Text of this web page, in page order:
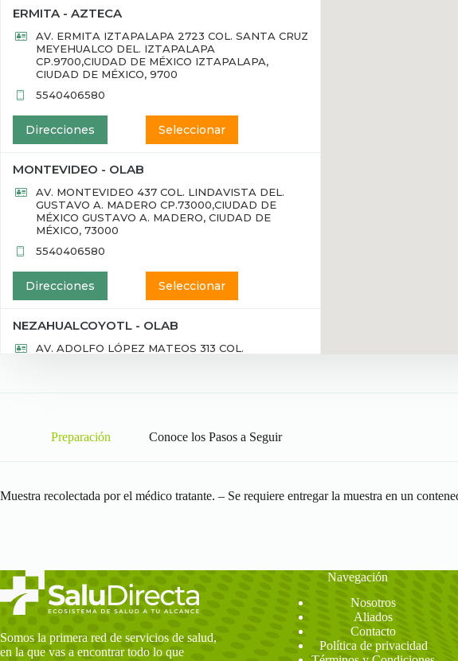
ERMITA - AZTECA
AV. ERMITA IZTAPALAPA 2723 COL. SANTA CRUZ
MEYEHUALCO DEL. IZTAPALAPA
CP.9700,CIUDAD DE MÉXICO IZTAPALAPA,
CIUDAD DE MÉXICO, 9700
5540406580
Direcciones Seleccionar
MONTEVIDEO - OLAB
AV. MONTEVIDEO 437 COL. LINDAVISTA DEL.
GUSTAVO A. MADERO CP.73000,CIUDAD DE
MÉXICO GUSTAVO A. MADERO, CIUDAD DE
MÉXICO, 73000
5540406580
Direcciones Seleccionar
NEZAHUALCOYOTL - OLAB
AV. ADOLFO LÓPEZ MATEOS 313 COL.
Direcciones Seleccionar
AV. UNIVERSIDAD 2313 COL. SIN COLONIA DEL.
Direcciones Seleccionar
BLVD. MANUEL ÁVILA CAMACHO 220 COL.
Preparación Conoce los Pasos a Seguir
Muestra recolectada por el médico tratante. – Se requiere entregar la muestra en un
Somos la primera red de servicios de salud,
en la que vas a encontrar todo lo que
Navegación
Nosotros
Aliados
Contacto
Política de privacidad